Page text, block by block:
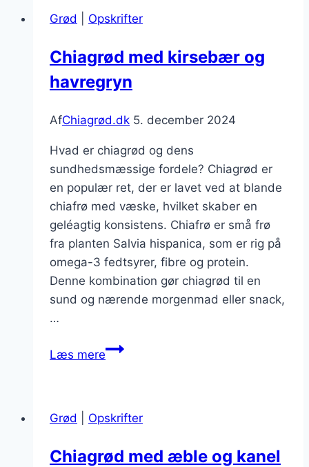
jordbær
madpakken
Grød Opskrifter
Chiagrød med kirsebær og
havregryn
AfChiagrød.dk 5. december 2024
Hvad er chiagrød og dens
sundhedsmæssige fordele? Chiagrød er
en populær ret, der er lavet ved at blande
chiafrø med væske, hvilket skaber en
geléagtig konsistens. Chiafrø er små frø
fra planten Salvia hispanica, som er rig på
omega-3 fedtsyrer, fibre og protein.
Denne kombination gør chiagrød til en
sund og nærende morgenmad eller snack,
…
Læs mereChiagrød
havregryn
Grød Opskrifter
Chiagrød med æble og kanel